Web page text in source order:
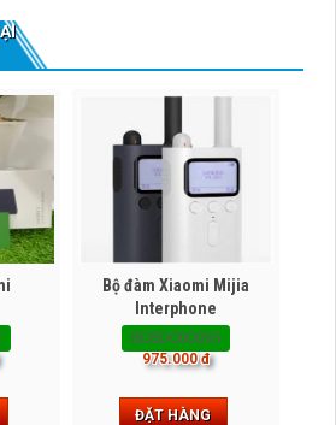
Bộ đàm Xiaomi Mijia
Interphone
BDBD000095
975.000 đ
ĐẶT HÀNG